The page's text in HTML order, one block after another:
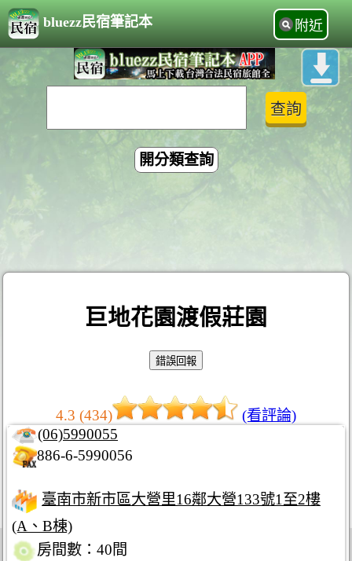
bluezz民宿筆記本 附近
開分類查詢
巨地花園渡假莊園
4.3 (434)
(看評論)
(06)5990055
886-6-5990056
臺南市新市區大營里16鄰大營133號1至2樓
(A、B棟)
房間數：40間